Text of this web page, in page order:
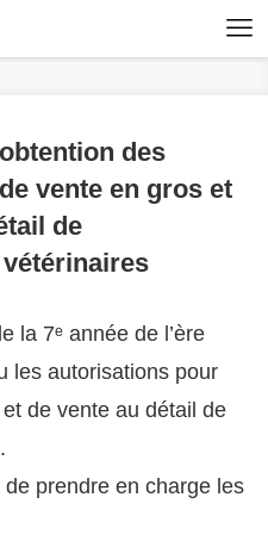
des
vente en gros et
de
la 7ᵉ année de l’ère
les autorisations pour
et de vente au détail de
prendre en charge les